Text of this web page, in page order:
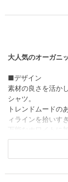
大人気のオーガニ
■デザイン
素材の良さを活か
シャツ。
トレンドムードの
ィラインを拾いす
なカラーのダーク
るさを添えるピン
■素材